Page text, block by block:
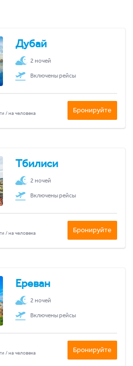
Дубай
2 ночей
Включены рейсы
/ на человека Бронируйте
Тбилиси
2 ночей
Включены рейсы
/ на человека Бронируйте
Ереван
2 ночей
Включены рейсы
/ на человека Бронируйте